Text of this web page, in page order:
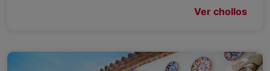
Ver chollos